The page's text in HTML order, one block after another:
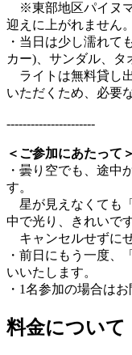
※東部地区パイヌマ
迎えに上がれません。
・当日は少し濡れて
カー)、サンダル、タ
ライトは無料貸し
いただくため、必要
----------------------
＜ご参加にあたって＞
・曇り空でも、途中
す。
星が見えなくても
中で光り、きれいです
キャンセルせずに
・前日にもう一度、
いいたします。
・1名参加の場合は
料金について